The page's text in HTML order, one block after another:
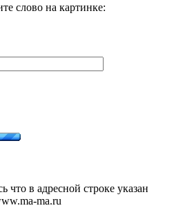
слово на картинке:
что в адресной строке указан
ma.ru